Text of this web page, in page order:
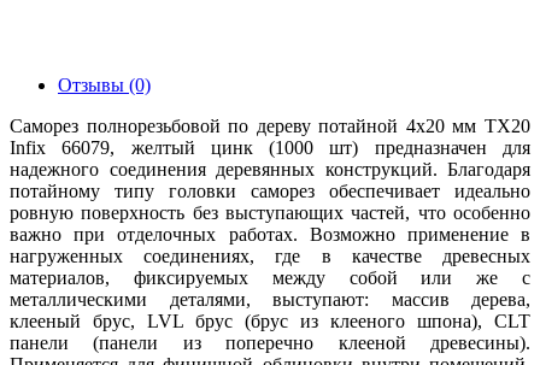
Отзывы (0)
Саморез полнорезьбовой по дереву потайной 4х20 мм TX20
Infix 66079, желтый цинк (1000 шт) предназначен для
надежного соединения деревянных конструкций. Благодаря
потайному типу головки саморез обеспечивает идеально
ровную поверхность без выступающих частей, что особенно
важно при отделочных работах. Возможно применение в
нагруженных соединениях, где в качестве древесных
материалов, фиксируемых между собой или же с
металлическими деталями, выступают: массив дерева,
клееный брус, LVL брус (брус из клееного шпона), CLT
панели (панели из поперечно клееной древесины).